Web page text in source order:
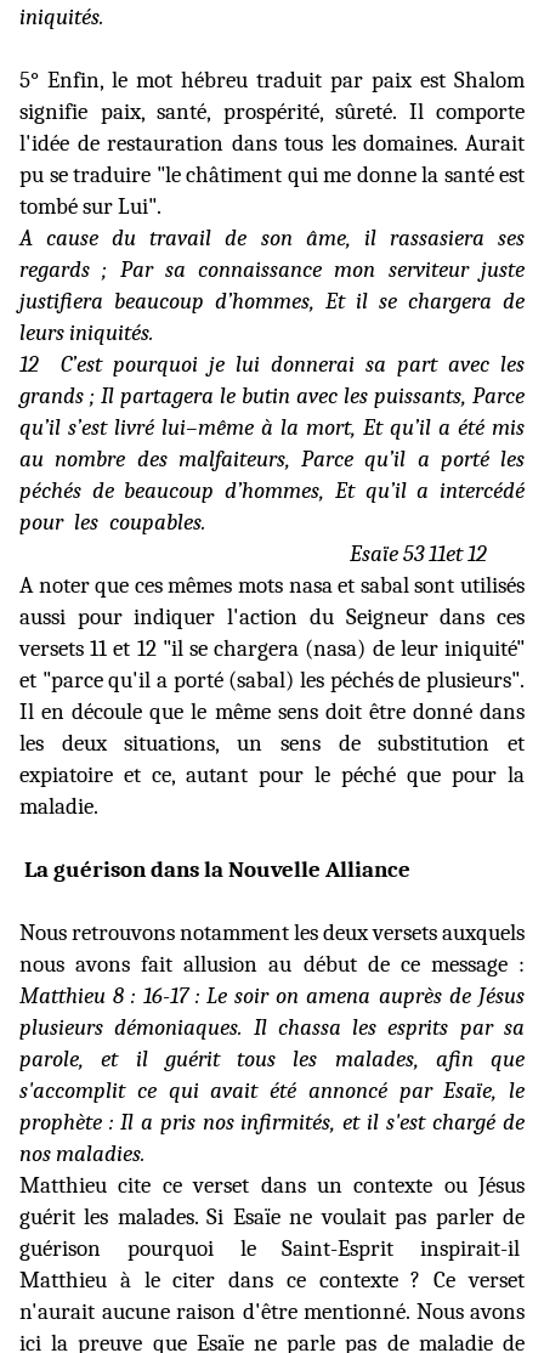
iniquités.
5° Enfin, le mot hébreu traduit par paix est Shalom
signifie paix, santé, prospérité, sûreté. Il comporte
l'idée de restauration dans tous les domaines. Aurait
pu se traduire "le châtiment qui me donne la santé est
tombé sur Lui".
A cause du travail de son âme, il rassasiera ses
regards ; Par sa connaissance mon serviteur juste
justifiera beaucoup d’hommes, Et il se chargera de
leurs iniquités.
12 C’est pourquoi je lui donnerai sa part avec les
grands ; Il partagera le butin avec les puissants, Parce
qu’il s’est livré lui–même à la mort, Et qu’il a été mis
au nombre des malfaiteurs, Parce qu’il a porté les
péchés de beaucoup d’hommes, Et qu’il a intercédé
pour les coupables.
Esaïe 53 11et 12
A noter que ces mêmes mots nasa et sabal sont utilisés
aussi pour indiquer l'action du Seigneur dans ces
versets 11 et 12 "il se chargera (nasa) de leur iniquité"
et "parce qu'il a porté (sabal) les péchés de plusieurs".
Il en découle que le même sens doit être donné dans
les deux situations, un sens de substitution et
expiatoire et ce, autant pour le péché que pour la
maladie.
La guérison dans la Nouvelle Alliance
Nous retrouvons notamment les deux versets auxquels
nous avons fait allusion au début de ce message :
Matthieu 8 : 16-17 : Le soir on amena auprès de Jésus
plusieurs démoniaques. Il chassa les esprits par sa
parole, et il guérit tous les malades, afin que
s'accomplit ce qui avait été annoncé par Esaïe, le
prophète : Il a pris nos infirmités, et il s'est chargé de
nos maladies.
Matthieu cite ce verset dans un contexte ou Jésus
guérit les malades. Si Esaïe ne voulait pas parler de
guérison pourquoi le Saint-Esprit inspirait-il
Matthieu à le citer dans ce contexte ? Ce verset
n'aurait aucune raison d'être mentionné. Nous avons
ici la preuve que Esaïe ne parle pas de maladie de